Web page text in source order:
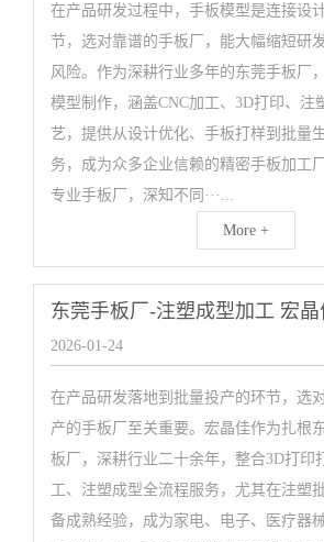
在产品研发过程中，手板模型是连接设
节，选对靠谱的手板厂，能大幅缩短研
风险。作为深耕行业多年的东莞手板厂
模型制作，涵盖CNC加工、3D打印、注
艺，提供从设计优化、手板打样到批量
务，成为众多企业信赖的精密手板加工
专业手板厂，深知不同···...
More +
2026-01-24
在产品研发落地到批量投产的环节，选
产的手板厂至关重要。宏晶佳作为扎根
板厂，深耕行业二十余年，整合3D打印
工、注塑成型全流程服务，尤其在注塑
备成熟经验，成为家电、电子、医疗器